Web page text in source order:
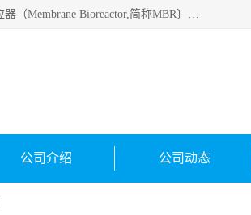
MBR污水处理设备广泛应用于各种需要直接排放河流里的污水处理，设备采用膜生物反应器（Membrane Bioreactor,简称MBR〕技术，取代了传统工艺中的二沉池，它可以*地进行固液分离，得到直接使用的稳定中水，又可在生物池内维持高浓度的微生物量，工艺剩余污泥少，极有效地去除氨氮，出水悬浮物和浊度接近于零，出水中细菌和病毒被大幅度去除，能耗低，占地面积小。
公司介绍 公司动态